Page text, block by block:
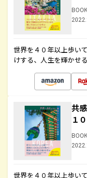
世界を４０年以上歩い
けする、人生を輝かせ
共
１
世界を４０年以上歩い